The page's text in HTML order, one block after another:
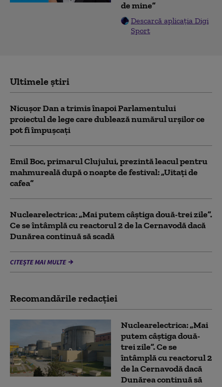
de mine”
Descarcă aplicația Digi
Sport
Ultimele știri
Nicușor Dan a trimis înapoi Parlamentului
proiectul de lege care dublează numărul urșilor ce
pot fi împușcați
Emil Boc, primarul Clujului, prezintă leacul pentru
mahmureală după o noapte de festival: „Uitați de
cafea”
Nuclearelectrica: „Mai putem câștiga două-trei zile”.
Ce se întâmplă cu reactorul 2 de la Cernavodă dacă
Dunărea continuă să scadă
CITEȘTE MAI MULTE
Recomandările redacţiei
Nuclearelectrica: „Mai
putem câștiga două-
trei zile”. Ce se
întâmplă cu reactorul 2
de la Cernavodă dacă
Dunărea continuă să